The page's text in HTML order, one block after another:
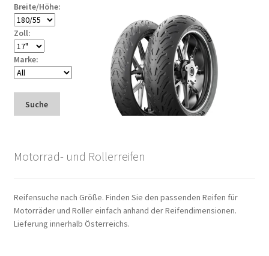
Breite/Höhe:
Zoll:
Marke:
Suche
Motorrad- und Rollerreifen
Reifensuche nach Größe. Finden Sie den passenden Reifen für
Motorräder und Roller einfach anhand der Reifendimensionen.
Lieferung innerhalb Österreichs.